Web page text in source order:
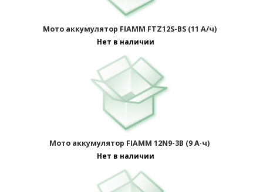
Мото аккумулятор FIAMM FTZ12S-BS (11 А/ч)
Нет в наличии
Мото аккумулятор FIAMM 12N9-3B (9 А·ч)
Нет в наличии